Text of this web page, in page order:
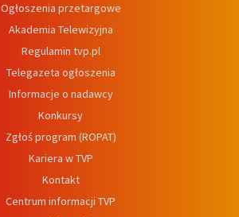
Ogłoszenia przetargowe
Akademia Telewizyjna
Regulamin tvp.pl
Telegazeta ogłoszenia
Informacje o nadawcy
Konkursy
Zgłoś program (ROPAT)
Kariera w TVP
Kontakt
Centrum informacji TVP